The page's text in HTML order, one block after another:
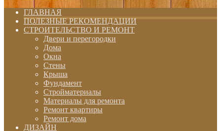
ГЛАВНАЯ
ПОЛЕЗНЫЕ РЕКОМЕНДАЦИИ
СТРОИТЕЛЬСТВО И РЕМОНТ
Двери и перегородки
Дома
Окна
Стены
Крыша
Фундамент
Стройматериалы
Материалы для ремонта
Ремонт квартиры
Ремонт дома
ДИЗАЙН